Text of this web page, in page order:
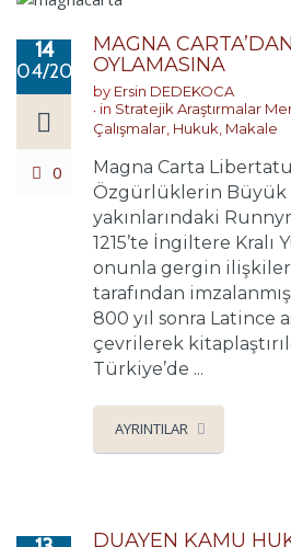
14
04/2017
0
MAGNA
OYLAMASINA
by Ersin DEDEKOCA
in Stratejik Araştırmalar
Çalışmalar, Hukuk, Makale
Magna Carta
Özgürlüklerin Büyük
yakınlarındaki
1215’te İngiltere Kralı
onunla gergin
tarafından
800 yıl sonra Latince
çevrilerek
Türkiye’de ...
AYRINTILAR
DUAYEN KAMU